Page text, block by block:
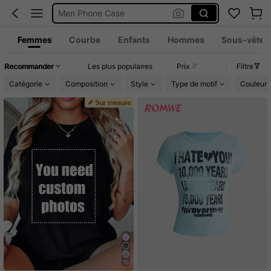
Squishies
Femmes Courbe Enfants Hommes Sous-
Recommander Les plus populaires Prix
Filtre
Catégorie
Composition Style Type de motif Couleur
10